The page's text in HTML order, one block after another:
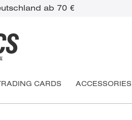
ab 70 €
CARDS ACCESSORIES